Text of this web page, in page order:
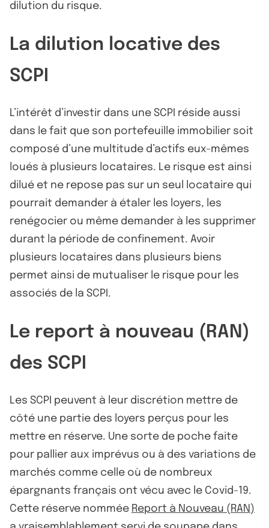
dilution du risque.
La dilution locative des
SCPI
L’intérêt d’investir dans une SCPI réside aussi
dans le fait que son portefeuille immobilier soit
composé d’une multitude d’actifs eux-mêmes
loués à plusieurs locataires. Le risque est ainsi
dilué et ne repose pas sur un seul locataire qui
pourrait demander à étaler les loyers, les
renégocier ou même demander à les supprimer
durant la période de confinement. Avoir
plusieurs locataires dans plusieurs biens
permet ainsi de mutualiser le risque pour les
associés de la SCPI.
Le report à nouveau (RAN)
des SCPI
Les SCPI peuvent à leur discrétion mettre de
côté une partie des loyers perçus pour les
mettre en réserve. Une sorte de poche faite
pour pallier aux imprévus ou à des variations de
marchés comme celle où de nombreux
épargnants français ont vécu avec le Covid-19.
Cette réserve nommée Report à Nouveau (RAN)